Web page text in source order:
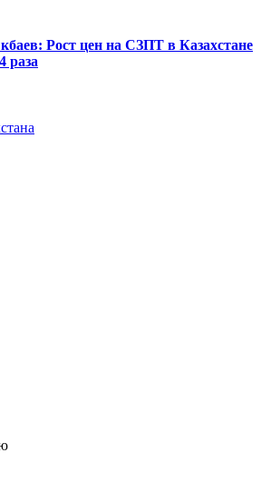
Рост цен на СЗПТ в Казахстане
раза